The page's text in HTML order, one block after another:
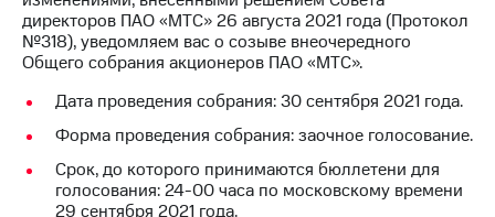
Пресс-
релизы
МТС
о технологиях
Достижения
Интервью
директоров ПАО «МТС» 26 августа 2021 года (Протокол
№318), уведомляем вас о созыве внеочередного
Общего собрания акционеров ПАО «МТС».
Дата проведения собрания: 30 сентября 2021 года.
Форма проведения собрания: заочное голосование.
Срок, до которого принимаются бюллетени для
голосования: 24-00 часа по московскому времени
29 сентября 2021 года.